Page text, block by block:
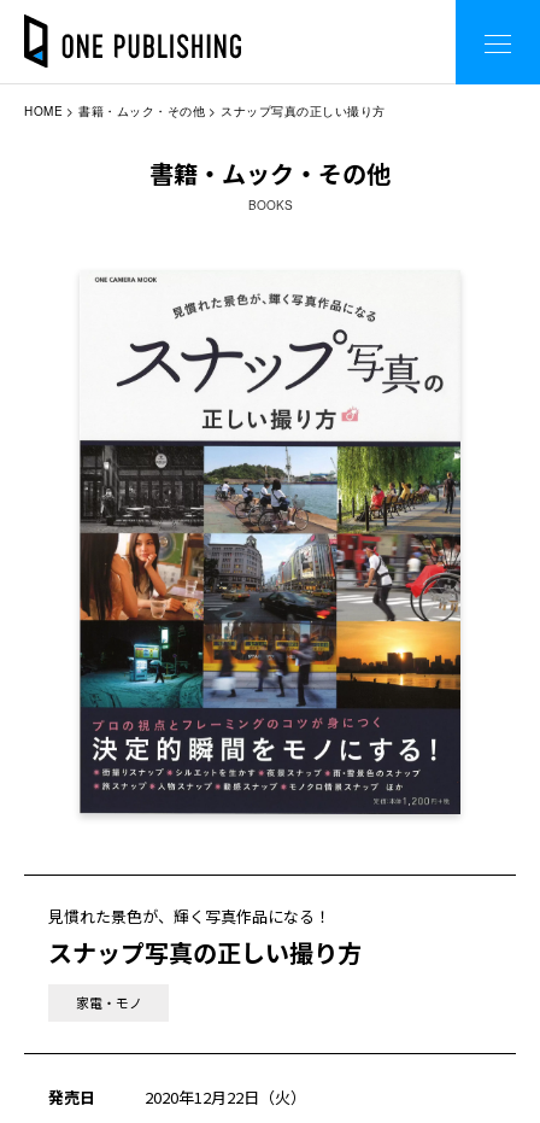
HOME 書籍・ムック・その他 スナップ写真の正しい撮り方
書籍・ムック・その他
BOOKS
見慣れた景色が、輝く写真作品になる！
スナップ写真の正しい撮り方
家電・モノ
発売日
2020年12月22日（火）